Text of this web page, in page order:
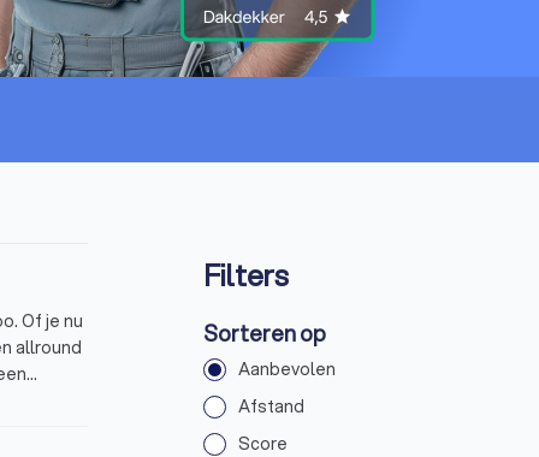
Of je nu
allround
Filters
Sorteren op
Aanbevolen
Afstand
Score